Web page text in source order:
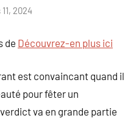
2024
de Découvrez-en plus ici
est convaincant quand il
pour fêter un
va en grande partie